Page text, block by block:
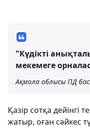
"Күдікті
мекемеге
Ақмола облысы ПД
Қазір сотқа дейінгі
жатыр, оған сәйкес